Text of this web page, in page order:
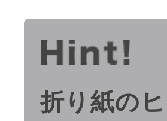
折り紙の